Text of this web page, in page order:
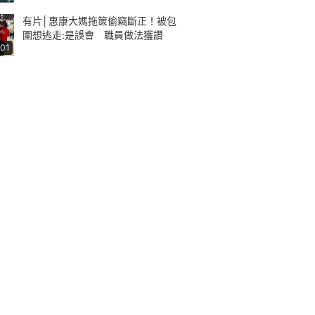
有片│惠康大媽拖篋偷竊斷正！被包
圍想逃走:是誤會 職員做法獲讚